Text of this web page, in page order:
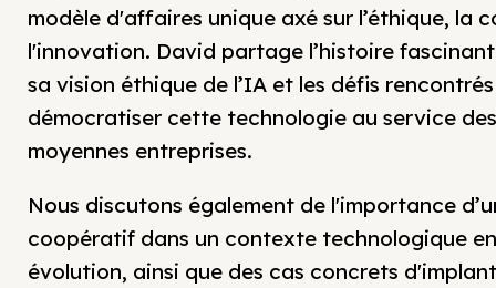
modèle d'affaires unique axé sur l’éthique, la
l'innovation. David partage l’histoire
sa vision éthique de l’IA et les défis
démocratiser cette technologie au service
moyennes entreprises.
Nous discutons également de l'importance
coopératif dans un contexte technologique
évolution, ainsi que des cas concrets